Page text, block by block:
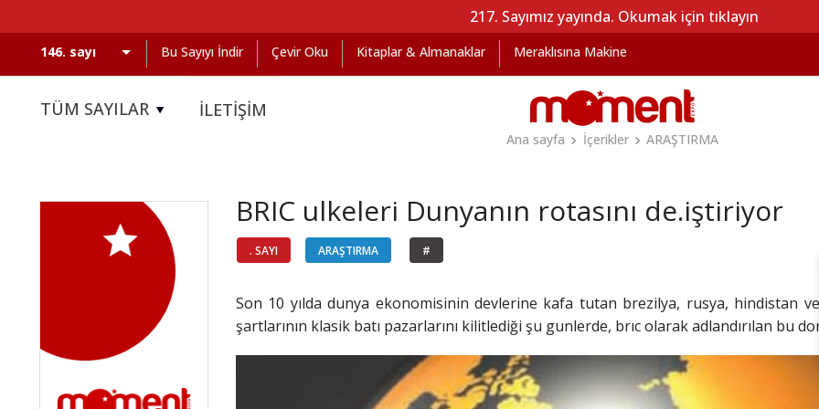
217. Sayımız yayında. Okumak için tıklayın
Bu Sayıyı İndir Çevir Oku Kitaplar & Almanaklar Meraklısına Makine
TÜM SAYILAR İLETİŞİM
Ana sayfa
İçerikler ARAŞTIRMA
BRIC ulkeleri Dunyanın rotasını de.iştiriyor
. SAYI ARAŞTIRMA #
Son 10 yılda dunya ekonomisinin devlerine kafa tutan brezilya, rusya, hindistan
şartlarının klasik batı pazarlarını kilitlediği şu gunlerde, brıc olarak adlandırılan bu